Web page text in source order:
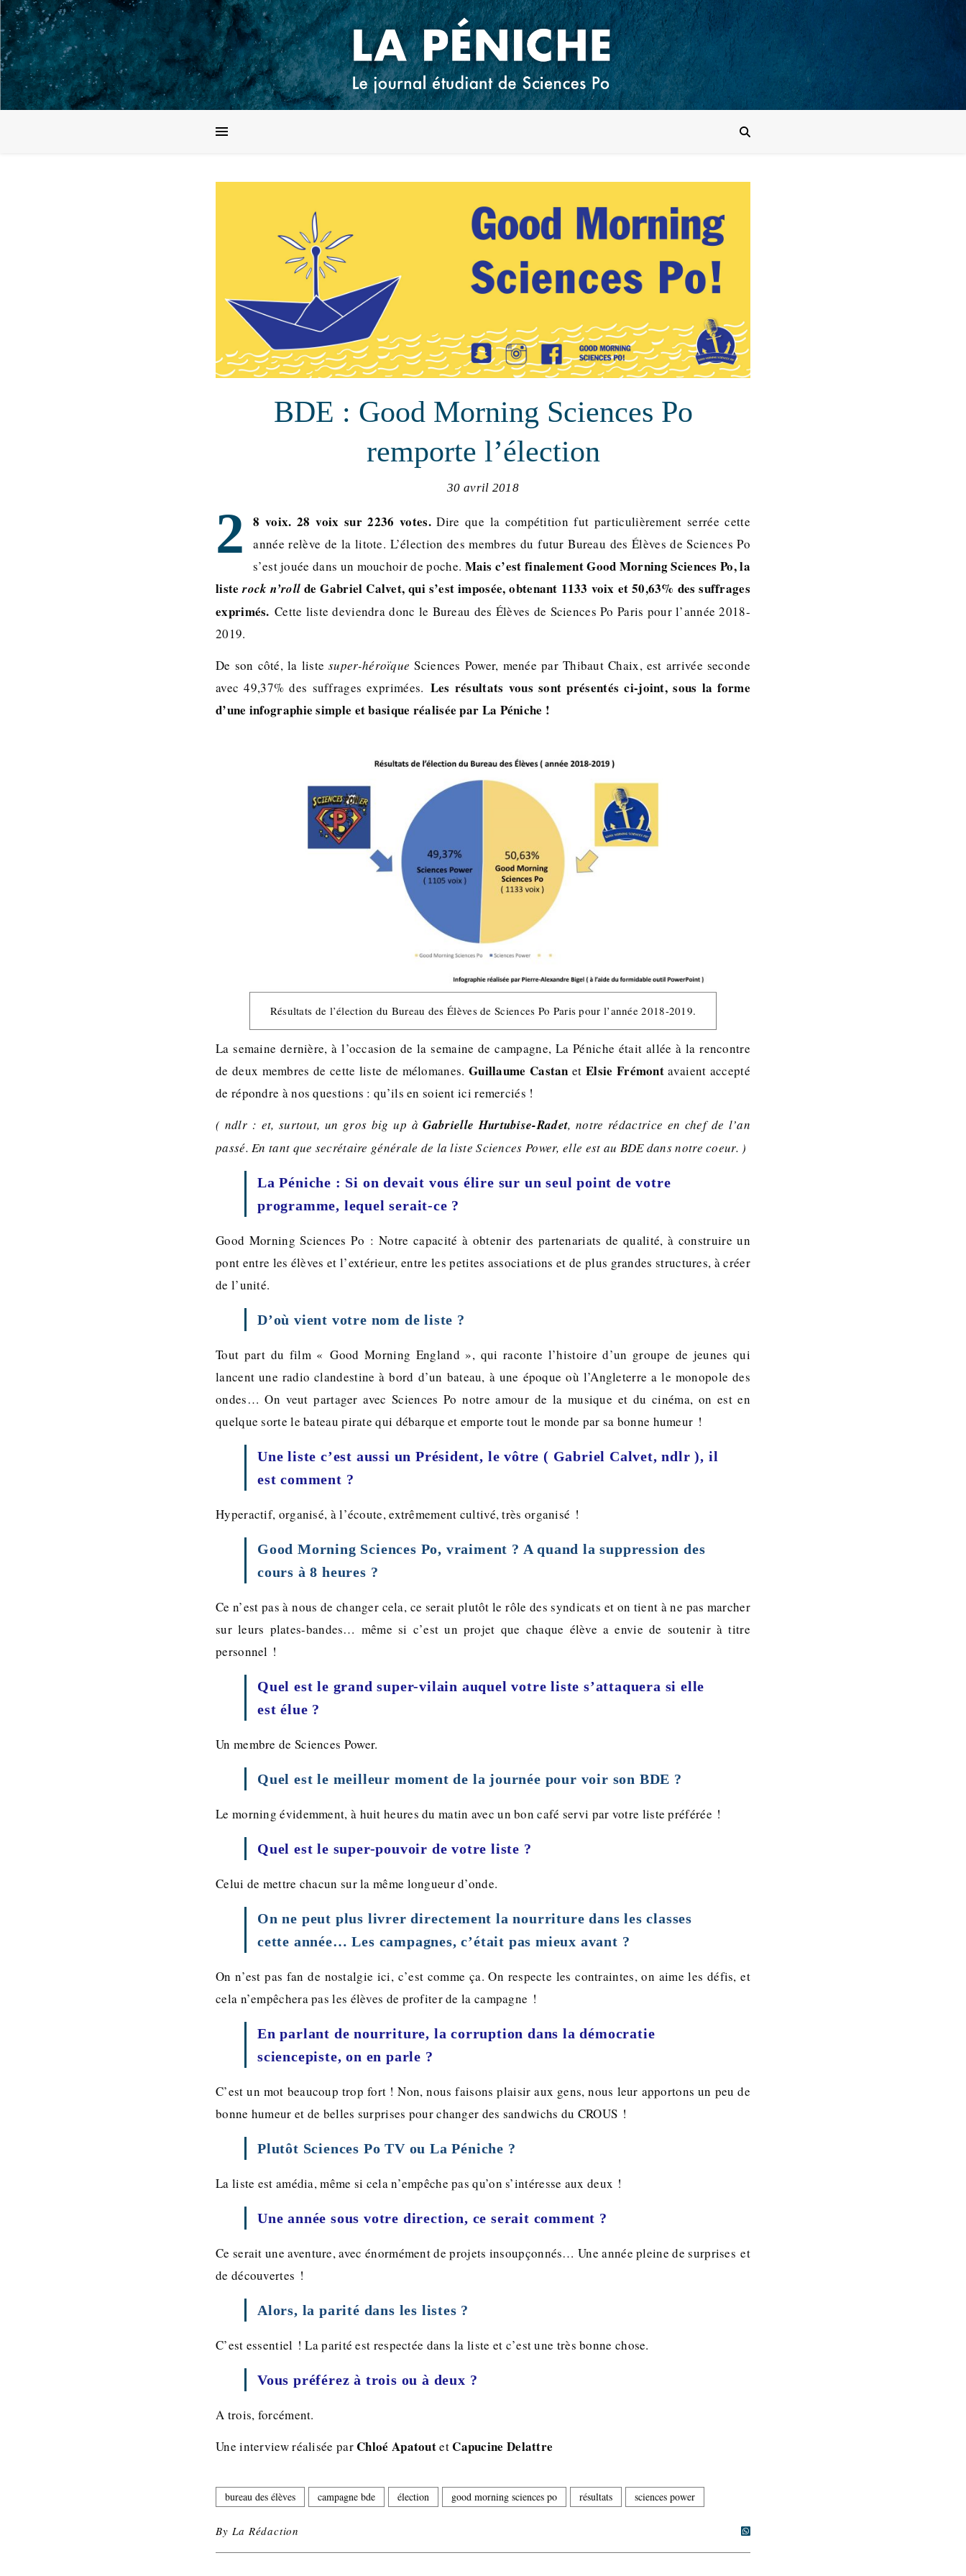
BDE : Good Morning Sciences Po
remporte l’élection
30 avril 2018
2 8 voix. 28 voix sur 2236 votes.Dire que la compétition fut particulièrement serrée cette
année relève de la litote. L’élection des membres du futur Bureau des Élèves de Sciences Po
s’est jouée dans un mouchoir de poche. Mais c’est finalement Good Morning Sciences Po, la
listerock n’roll de Gabriel Calvet, qui s’est imposée, obtenant 1133 voix et 50,63% des suffrages
exprimés. Cette liste deviendra donc le Bureau des Élèves de Sciences Po Paris pour l’année 2018-
2019.
De son côté, la listesuper-héroïque Sciences Power, menée par Thibaut Chaix, est arrivée seconde
avec 49,37% des suffrages exprimées. Les résultats vous sont présentés ci-joint, sous la forme
d’une infographie simple et basique réalisée par La Péniche !
Résultats de l’élection du Bureau des Élèves de Sciences Po Paris pour l’année 2018-2019.
La semaine dernière, à l’occasion de la semaine de campagne, La Péniche était allée à la rencontre
de deux membres de cette liste de mélomanes. Guillaume Castan etElsie Frémont avaient accepté
de répondre à nos questions : qu’ils en soient ici remerciés !
( ndlr : et, surtout, un gros big up àGabrielle Hurtubise-Radet, notre rédactrice en chef de l’an
passé. En tant que secrétaire générale de la liste Sciences Power, elle est au BDE dans notre coeur. )
La Péniche : Si on devait vous élire sur un seul point de votre
programme, lequel serait-ce ?
Good Morning Sciences Po : Notre capacité à obtenir des partenariats de qualité, à construire un
pont entre les élèves et l’extérieur, entre les petites associations et de plus grandes structures, à créer
de l’unité.
D’où vient votre nom de liste ?
Tout part du film « Good Morning England », qui raconte l’histoire d’un groupe de jeunes qui
lancent une radio clandestine à bord d’un bateau, à une époque où l’Angleterre a le monopole des
ondes… On veut partager avec Sciences Po notre amour de la musique et du cinéma, on est en
quelque sorte le bateau pirate qui débarque et emporte tout le monde par sa bonne humeur !
Une liste c’est aussi un Président, le vôtre ( Gabriel Calvet, ndlr ), il
est comment ?
Hyperactif, organisé, à l’écoute, extrêmement cultivé, très organisé !
Good Morning Sciences Po, vraiment ? A quand la suppression des
cours à 8 heures ?
Ce n’est pas à nous de changer cela, ce serait plutôt le rôle des syndicats et on tient à ne pas marcher
sur leurs plates-bandes… même si c’est un projet que chaque élève a envie de soutenir à titre
personnel !
Quel est le grand super-vilain auquel votre liste s’attaquera si elle
est élue ?
Un membre de Sciences Power.
Quel est le meilleur moment de la journée pour voir son BDE ?
Le morning évidemment, à huit heures du matin avec un bon café servi par votre liste préférée !
Quel est le super-pouvoir de votre liste ?
Celui de mettre chacun sur la même longueur d’onde.
On ne peut plus livrer directement la nourriture dans les classes
cette année… Les campagnes, c’était pas mieux avant ?
On n’est pas fan de nostalgie ici, c’est comme ça. On respecte les contraintes, on aime les défis, et
cela n’empêchera pas les élèves de profiter de la campagne !
En parlant de nourriture, la corruption dans la démocratie
sciencepiste, on en parle ?
C’est un mot beaucoup trop fort ! Non, nous faisons plaisir aux gens, nous leur apportons un peu de
bonne humeur et de belles surprises pour changer des sandwichs du CROUS !
Plutôt Sciences Po TV ou La Péniche ?
La liste est amédia, même si cela n’empêche pas qu’on s’intéresse aux deux !
Une année sous votre direction, ce serait comment ?
Ce serait une aventure, avec énormément de projets insoupçonnés… Une année pleine de surprises et
de découvertes !
Alors, la parité dans les listes ?
C’est essentiel ! La parité est respectée dans la liste et c’est une très bonne chose.
Vous préférez à trois ou à deux ?
A trois, forcément.
Une interview réalisée parChloé ApatoutetCapucine Delattre
bureau des élèves campagne bde élection good morning sciences po résultats sciences power
By La Rédaction